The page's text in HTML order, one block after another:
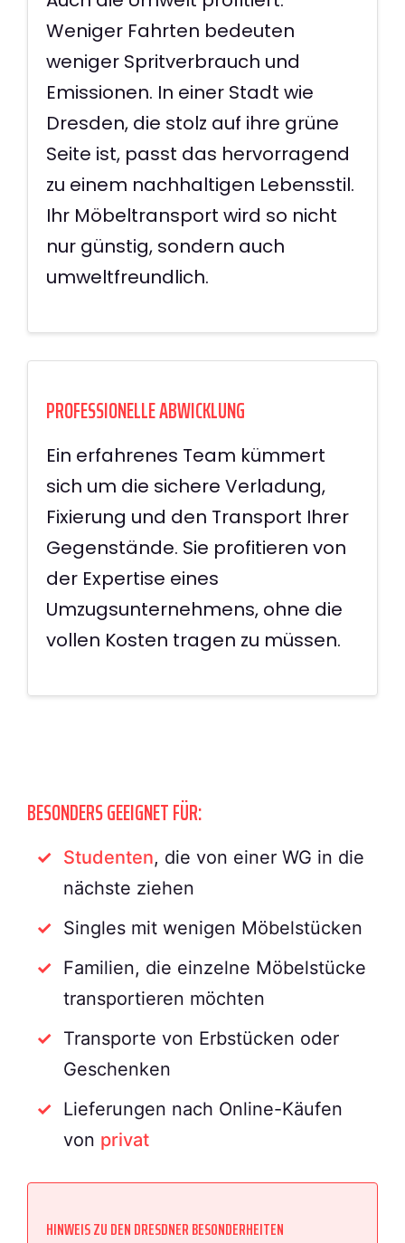
Weniger Fahrten bedeuten
weniger Spritverbrauch und
Emissionen. In einer Stadt wie
Dresden, die stolz auf ihre grüne
Seite ist, passt das hervorragend
zu einem nachhaltigen Lebensstil.
Ihr Möbeltransport wird so nicht
nur günstig, sondern auch
umweltfreundlich.
PROFESSIONELLE ABWICKLUNG
Ein erfahrenes Team kümmert
sich um die sichere Verladung,
Fixierung und den Transport Ihrer
Gegenstände. Sie profitieren von
der Expertise eines
Umzugsunternehmens, ohne die
vollen Kosten tragen zu müssen.
BESONDERS GEEIGNET FÜR:
Studenten, die von einer WG in die
nächste ziehen
Singles mit wenigen Möbelstücken
Familien, die einzelne Möbelstücke
transportieren möchten
Transporte von Erbstücken oder
Geschenken
Lieferungen nach Online-Käufen
von privat
HINWEIS ZU DEN DRESDNER BESONDERHEITEN